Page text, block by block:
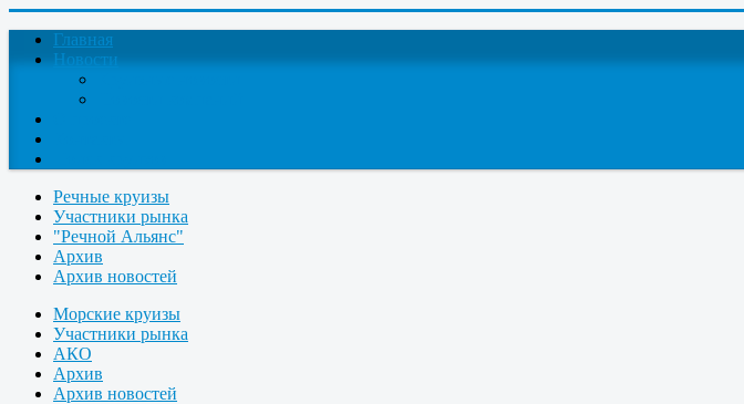
Главная
Новости
Речные круизы
Участники рынка
"Речной Альянс"
Архив
Архив новостей
Морские круизы
Участники рынка
АКО
Архив
Архив новостей